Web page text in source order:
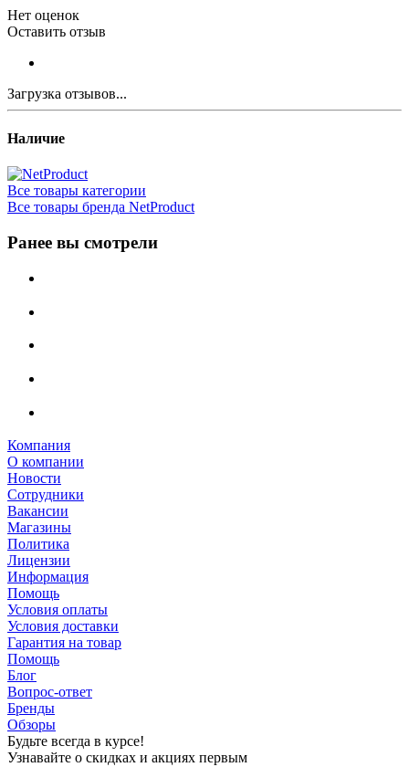
Нет оценок
Оставить отзыв
Загрузка отзывов...
Наличие
Все товары категории
Все товары бренда NetProduct
Ранее вы смотрели
Компания
О компании
Новости
Сотрудники
Вакансии
Магазины
Политика
Лицензии
Информация
Помощь
Условия оплаты
Условия доставки
Гарантия на товар
Помощь
Блог
Вопрос-ответ
Бренды
Обзоры
Будьте всегда в курсе!
Узнавайте о скидках и акциях первым